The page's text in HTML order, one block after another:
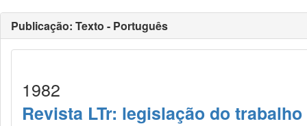
Publicação: Texto - Português
1982
Revista LTr: legislação do trabalho